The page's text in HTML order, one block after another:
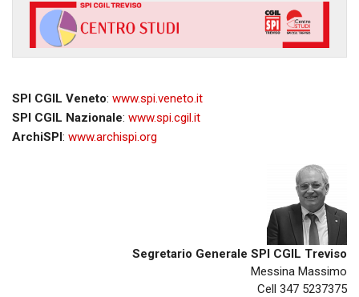
SPI CGIL Veneto: www.spi.veneto.it
SPI CGIL Nazionale: www.spi.cgil.it
ArchiSPI: www.archispi.org
Segretario Generale SPI CGIL Treviso
Messina Massimo
Cell 347 5237375